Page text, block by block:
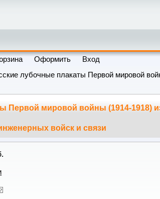
Оформить
Вход
лубочные плакаты Первой мировой
Первой мировой войны (1914-1918)
войск и связи